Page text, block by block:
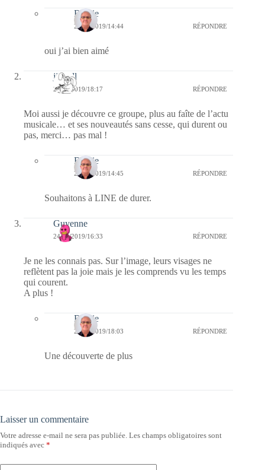
Bernie
25/02/2019/14:44 RÉPONDRE
oui j’ai bien aimé
jill bill
24/02/2019/18:17 RÉPONDRE
Moi aussi je découvre ce groupe, plus au faîte de l’actu
musicale… et ses nouveautés sans cesse, qui durent ou
pas, merci… pas mal !
Bernie
25/02/2019/14:45 RÉPONDRE
Souhaitons à LINE de durer.
Guyenne
24/02/2019/16:33 RÉPONDRE
Je ne les connais pas. Sur l’image, leurs visages ne
reflètent pas la joie mais je les comprends vu les temps
qui courent.
A plus !
Bernie
24/02/2019/18:03 RÉPONDRE
Une découverte de plus
Laisser un commentaire
Votre adresse e-mail ne sera pas publiée. Les champs obligatoires sont
indiqués avec *